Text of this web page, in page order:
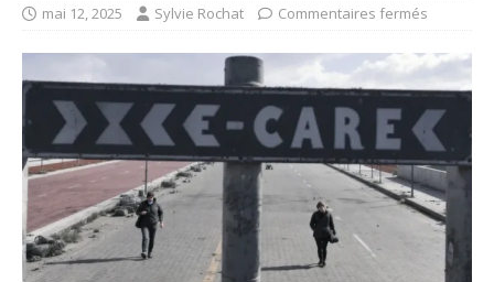
mai 12, 2025 Sylvie Rochat Commentaires fermés